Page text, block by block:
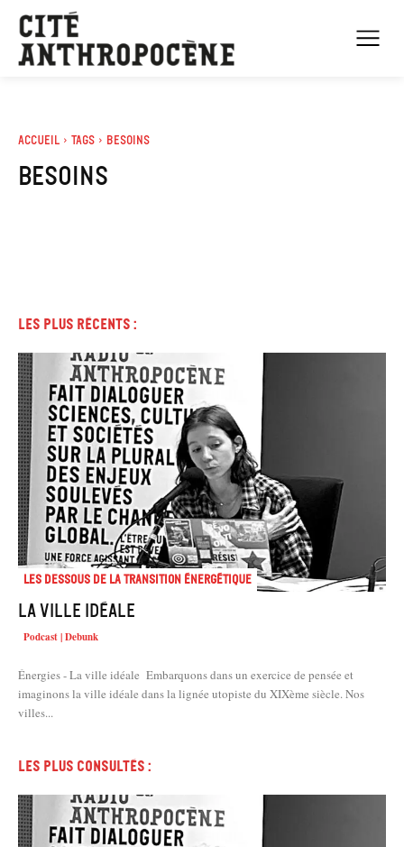
Accueil Tags Besoins
besoins
Les plus récents :
Les dessous de la transition énergétique
La ville idéale
Podcast | Debunk
Énergies - La ville idéale Embarquons dans un exercice de pensée et
imaginons la ville idéale dans la lignée utopiste du XIXème siècle. Nos
villes...
Les plus consultés :